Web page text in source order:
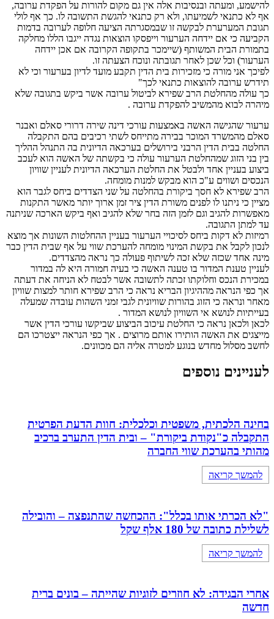
להישמע, ומעתה ובנסיבות אלה אין גם מקום להורות על הפקדת ערובה,
אף לא כתנאי לשמיעתו, ולא רק כתנאי להגשת התשובה לו. כך אף לולי
תגובת המערערת לבקשה זו שבמסגרתה הציעה חלופה לערובה בדמות
הקביעה כי אם יידחה הערעור וייפסקו הוצאות נגדה ייגבו הללו מחלקה
בתמורת הבית המשותף (שיימכר בתקופה הקרובה אם אכן יידחה
הערעור) וכל שכן לאחר תגובתה ונוכח הצעתה זו.
לפיכך אני מורה כי מזכירות בית הדין תקבע מועד לדיון בערעור וכי לא
תידרש ערובה להוצאות כתנאי לכך"
כך עולה מהחלטת הרב שפירא לביטול ערובה אשר ביקש בתגובה שלא
מיהרה לבוא מהמשיב להפקדת ערובה .
ערעור שהגישה האשה באמצעות עורכי דינה שירה דרורי סאלם ואבנר
סאלם מהמשרד המוכר בבירה מתייחס לשתי רכיבים בהם התקבלה
החלטה בבית הדין הרבני בירושלים בערכאה הדיונית בה התנהל ההליך
בין בני הזוג שמהחלטת הערעור עולה כי בקשתה של האשה הוא לעכב
ביצוע בעניין אחד ולבטל את החלטת הערכאה הדיונית לעניין שוויון
הנכסים ושווים ע"כ הוא מבקש למנות מומחה.
הרב שפירא לא חסך ביקורת בהחלטה על שני הצדדים ביחס לגבר הוא
מציין כי ניתנו לו לפנים משורת הדין ציר זמן ארוך יותר מאשר התקנות
מאפשרות להגיב וגם לזמן הזה בחר שלא להגיב ואף ביקש הארכה שניתנה
עד למתן התגובה.
רמיזות לא דקות ביחס לסיכויי הערעור בעניין ההחלטות השונות אך מוצא
לנכון לקבל את בקשת המינוי מומחה להערכת שווי על אף שבית הדין כבר
מינה אחד שכזה שלא זכה לשיתוף פעולה כך נראה מהצדדים.
לעניין טענת המדור בו טענה האשה כי בעיה חמורה היא לה במדור
במכירת הנכס וחלוקתו זכתה לתשובה אשר לבטח לא הניחה את דעתה
אך כפי הנראה מההיגיון הבריא נראה כי הרב שפירא חותר למצות שוויון
מאחר ונראה כי הזוג בהורות שוויונית לגבי זמני השהות עובדה שמעלה
בעייתיות לנושא אי השוויון לנושא המדור .
לכאן ולכאן נראה כי החלטת עיכוב הביצוע שביקשו עורכי הדין אשר
מייצגים את האשה הותירו אותם מרוצים . אך כפי הנראה ייצטרכו הם
לחשב מסלול מחדש בנוגע למטרה אליה הם מכוונים.
לעניינים נוספים
בחינה הלכתית, משפטית וכלכלית: חוות הדעת הפרטית
התקבלה כ"נקודת ביקורת" – ובית הדין התערב ברכיב
מהותי בהערכת שווי החברה
להמשך קריאה
"לא הכרתי אותו בכלל": ההכחשה שהתנפצה – והובילה
לשלילת כתובה של 180 אלף שקל
להמשך קריאה
אחרי הבגידה: לא חוזרים לזוגיות שהייתה – בונים ברית
חדשה